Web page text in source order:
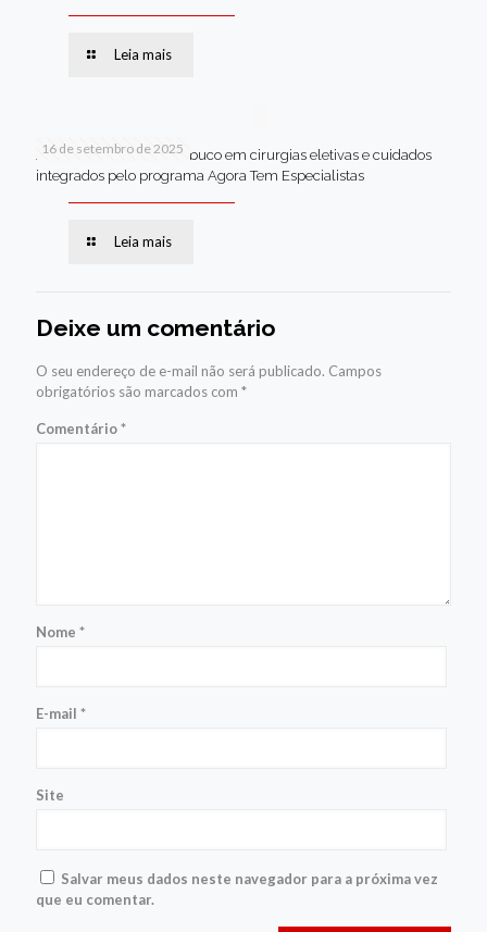
Leia mais
16 de setembro de 2025
Jaboatão lidera Pernambuco em cirurgias eletivas e cuidados
integrados pelo programa Agora Tem Especialistas
Leia mais
Deixe um comentário
O seu endereço de e-mail não será publicado. Campos
obrigatórios são marcados com *
Comentário*
Nome *
E-mail *
Site
Salvar meus dados neste navegador para a próxima vez
que eu comentar.